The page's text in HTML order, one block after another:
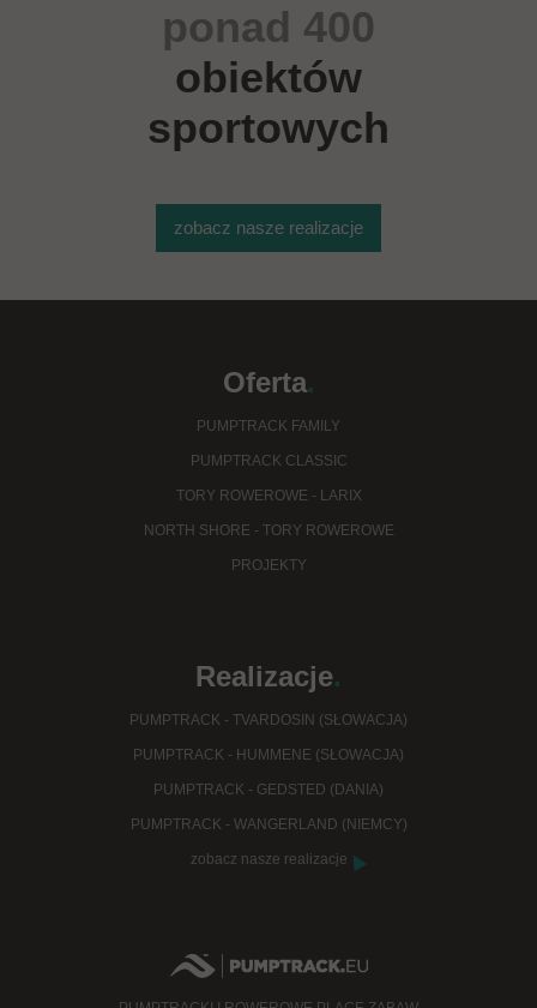
ponad 400
obiektów
sportowych
zobacz nasze realizacje
Oferta.
PUMPTRACK FAMILY
PUMPTRACK CLASSIC
TORY ROWEROWE - LARIX
NORTH SHORE - TORY ROWEROWE
PROJEKTY
Realizacje.
PUMPTRACK - TVARDOSIN (SŁOWACJA)
PUMPTRACK - HUMMENE (SŁOWACJA)
PUMPTRACK - GEDSTED (DANIA)
PUMPTRACK - WANGERLAND (NIEMCY)
zobacz nasze realizacje